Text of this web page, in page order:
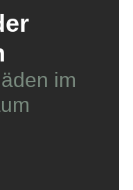
im